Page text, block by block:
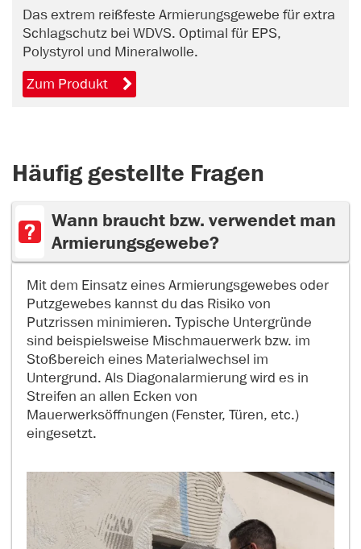
Das extrem reißfeste Armierungsgewebe für extra
Schlagschutz bei WDVS. Optimal für EPS,
Polystyrol und Mineralwolle.
Zum Produkt
Häufig gestellte Fragen
Wann braucht bzw. verwendet man
Armierungsgewebe?
Mit dem Einsatz eines Armierungsgewebes oder
Putzgewebes kannst du das Risiko von
Putzrissen minimieren. Typische Untergründe
sind beispielsweise Mischmauerwerk bzw. im
Stoßbereich eines Materialwechsel im
Untergrund. Als Diagonalarmierung wird es in
Streifen an allen Ecken von
Mauerwerksöffnungen (Fenster, Türen, etc.)
eingesetzt.